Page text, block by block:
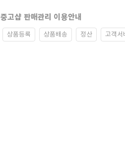
중고샵 판매관리 이용안내
상품등록 상품배송 정산 고객서